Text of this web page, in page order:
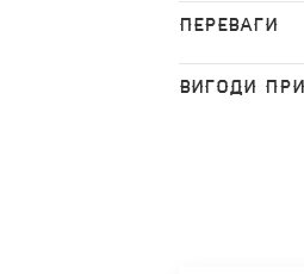
ПЕРЕВАГИ
ВИГОДИ ПРИ